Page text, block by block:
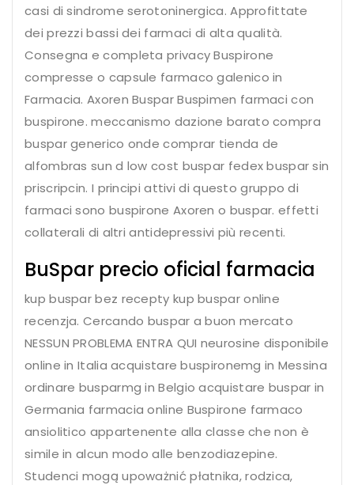
casi di sindrome serotoninergica. Approfittate
dei prezzi bassi dei farmaci di alta qualità.
Consegna e completa privacy Buspirone
compresse o capsule farmaco galenico in
Farmacia. Axoren Buspar Buspimen farmaci con
buspirone. meccanismo dazione barato compra
buspar generico onde comprar tienda de
alfombras sun d low cost buspar fedex buspar sin
priscripcin. I principi attivi di questo gruppo di
farmaci sono buspirone Axoren o buspar. effetti
collaterali di altri antidepressivi più recenti.
BuSpar precio oficial farmacia
kup buspar bez recepty kup buspar online
recenzja. Cercando buspar a buon mercato
NESSUN PROBLEMA ENTRA QUI neurosine disponibile
online in Italia acquistare buspironemg in Messina
ordinare busparmg in Belgio acquistare buspar in
Germania farmacia online Buspirone farmaco
ansiolitico appartenente alla classeche non è
simile in alcun modo alle benzodiazepine.
Studenci mogą upoważnić płatnika, rodzica,